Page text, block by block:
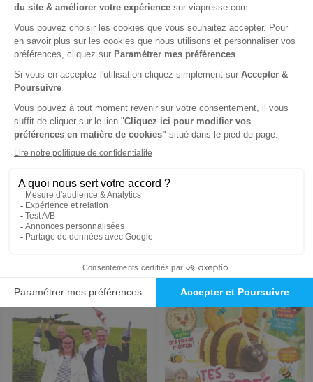
Terre de Vins
1 an
61,20 € -15%
Ajouter au panier
Marmiton Magazine
25,00 €